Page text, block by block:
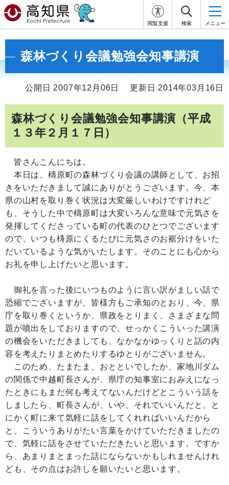
閲覧支援 検索 メニュー
森林づくり会議勉強会知事講演
公開日 2007年12月06日 更新日 2014年03月16日
森林づくり会議勉強会知事講演（平成
１３年２月１７日）
皆さんこんにちは。
本日は、檮原町の森林づくり会議の講師として、お招
きをいただきまして誠にありがとうございます。今、本
県の山村を取り巻く状況は大変厳しいわけですけれど
も、そうした中で檮原町は大変いろんな意味で元気さを
発揮してくださっている町の代表のひとつでございます
ので、いつも梼原にくるたびに元気さのお裾分けをいた
だいているような気がいたします。そのことにも心から
お礼を申し上げたいと思います。
御礼を言った後にいつものように言い訳がましい話で
恐縮でございますが、皆様方もご承知のとおり、今、県
庁を取り巻くというか、県政をとりまく、さまざまな問
題が噴出をしておりますので、せっかくこういった講演
の機会をいただきましても、なかなかゆっくりと話の内
容を考えたりまとめたりするゆとりがございません。
このため、たまたま、おとといでしたか、家地川ダム
の関係で中越町長さんが、県庁の知事室におみえになっ
たときにもまだ何も考えてないんだけどとこういう話を
しましたら、町長さんが、いや、それでいいんだと、と
にかく町に来て気軽に話をしてくれればいいんだから
と、こういうありがたい言葉をかけていただきましたの
で、気軽に話をさせていただきたいと思います。ですか
ら、あまりまとまった話にならないかもしれませんけれ
ども、その点はお許しを願いたいと思います。